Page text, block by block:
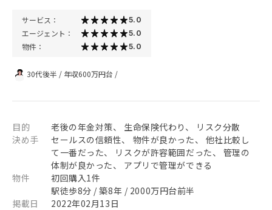
サービス： 5.0
エージェント： 5.0
物件： 5.0
30代後半 / 年収600万円台 /
目的
老後の年金対策、 生命保険代わり、 リスク分散
決め手
セールスの信頼性、 物件が良かった、 他社比較し
て一番だった、 リスクが許容範囲だった、 管理の
体制が良かった、 アプリで管理ができる
物件
初回購入1件
駅徒歩8分 / 築8年 / 2000万円台前半
掲載日
2022年02月13日